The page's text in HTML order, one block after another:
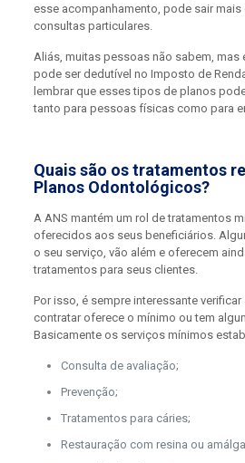
esse acompanhamento, pode sair
consultas particulares.
Aliás, muitas pessoas não sabem, mas
pode ser dedutível no Imposto de
lembrar que esses tipos de planos
tanto para pessoas físicas como para
Quais são os tratamentos
Planos Odontológicos?
A ANS mantém um rol de tratamentos
oferecidos aos seus beneficiários.
o seu serviço, vão além e oferecem
tratamentos para seus clientes.
Por isso, é sempre interessante
contratar oferece o mínimo ou tem
Basicamente os serviços mínimos
Consulta de avaliação;
Prevenção;
Tratamentos para cáries;
Restauração com resina ou